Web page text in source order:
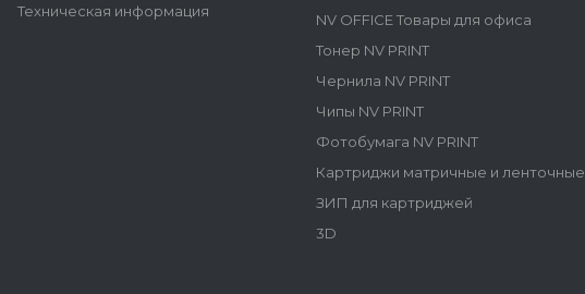
Техническая информация
NV OFFICE Товары для офиса
Тонер NV PRINT
Чернила NV PRINT
Чипы NV PRINT
Фотобумага NV PRINT
Картриджи матричные и ленточные
ЗИП для картриджей
3D